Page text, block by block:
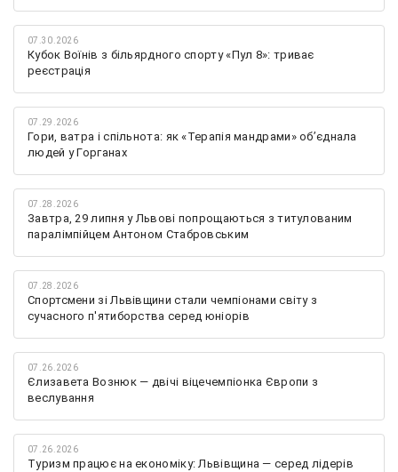
07.30.2026
Кубок Воїнів з більярдного спорту «Пул 8»: триває
реєстрація
07.29.2026
Гори, ватра і спільнота: як «Терапія мандрами» об’єднала
людей у Горганах
07.28.2026
Завтра, 29 липня у Львові попрощаються з титулованим
паралімпійцем Антоном Стабровським
07.28.2026
Спортсмени зі Львівщини стали чемпіонами світу з
сучасного п'ятиборства серед юніорів
07.26.2026
Єлизавета Вознюк — двічі віцечемпіонка Європи з
веслування
07.26.2026
Туризм працює на економіку: Львівщина — серед лідерів